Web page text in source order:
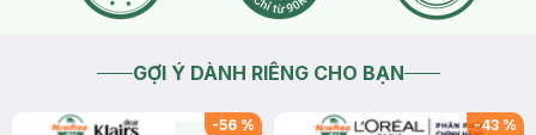
GỢI Ý DÀNH RIÊNG CHO BẠN
-56 % -43 %